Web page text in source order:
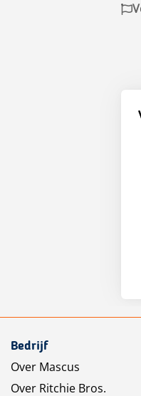
Bedrijf
Over Mascus
Over Ritchie Bros.